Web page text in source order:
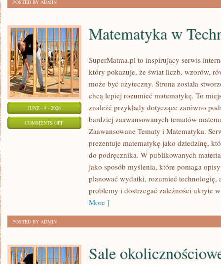
POSTED BY ADMIN
JUNE - 9 - 2026
COMMENTS OFFON
MATEMATYKA
TECHNOLOGII
Matematyka w
SuperMatma.pl to inspirujący serwis
który pokazuje, że świat liczb, wzorów,
może być użyteczny. Strona została
chcą lepiej rozumieć matematykę. To
znaleźć przykłady dotyczące zarówno
bardziej zaawansowanych tematów
Zaawansowane Tematy i Matematyka.
prezentuje matematykę jako dziedzinę,
do podręcznika. W publikowanych
jako sposób myślenia, które pomaga
planować wydatki, rozumieć technologię,
problemy i dostrzegać zależności ukryte
More ]
POSTED BY ADMIN
Sale